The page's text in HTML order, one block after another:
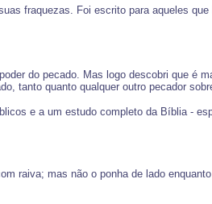
fraquezas. Foi escrito para aqueles
do pecado. Mas logo descobri que é
tanto quanto qualquer outro pecador
e a um estudo completo da Bíblia -
raiva; mas não o ponha de lado